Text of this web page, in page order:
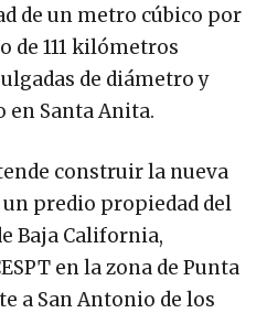
de un metro cúbico por
de 111 kilómetros
de diámetro y
en Santa Anita.
construir la nueva
predio propiedad del
Baja California,
en la zona de Punta
a San Antonio de los